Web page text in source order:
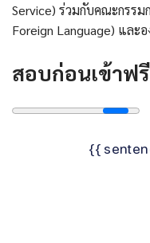
Service) ร่วมกับคณะกรรม
Foreign Language) และ
สอบก่อนเข้าฟรี
{{